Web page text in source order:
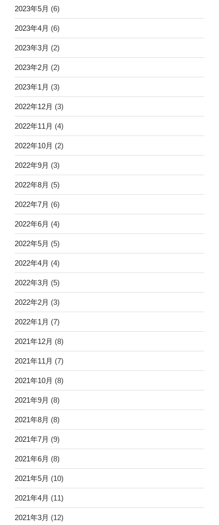
2023年5月 (6)
2023年4月 (6)
2023年3月 (2)
2023年2月 (2)
2023年1月 (3)
2022年12月 (3)
2022年11月 (4)
2022年10月 (2)
2022年9月 (3)
2022年8月 (5)
2022年7月 (6)
2022年6月 (4)
2022年5月 (5)
2022年4月 (4)
2022年3月 (5)
2022年2月 (3)
2022年1月 (7)
2021年12月 (8)
2021年11月 (7)
2021年10月 (8)
2021年9月 (8)
2021年8月 (8)
2021年7月 (9)
2021年6月 (8)
2021年5月 (10)
2021年4月 (11)
2021年3月 (12)